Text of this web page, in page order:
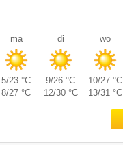
ma di wo
5/23 °C 9/26 °C 10/27 °C
8/27 °C 12/30 °C 13/31 °C